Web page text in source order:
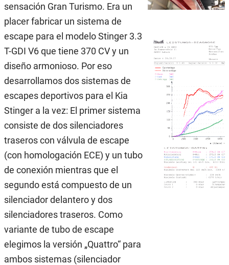
sensación Gran Turismo. Era un
placer fabricar un sistema de
escape para el modelo Stinger 3.3
T-GDI V6 que tiene 370 CV y un
diseño armonioso. Por eso
desarrollamos dos sistemas de
escapes deportivos para el Kia
Stinger a la vez: El primer sistema
consiste de dos silenciadores
traseros con válvula de escape
(con homologación ECE) y un tubo
de conexión mientras que el
segundo está compuesto de un
silenciador delantero y dos
silenciadores traseros. Como
variante de tubo de escape
elegimos la versión „Quattro“ para
ambos sistemas (silenciador